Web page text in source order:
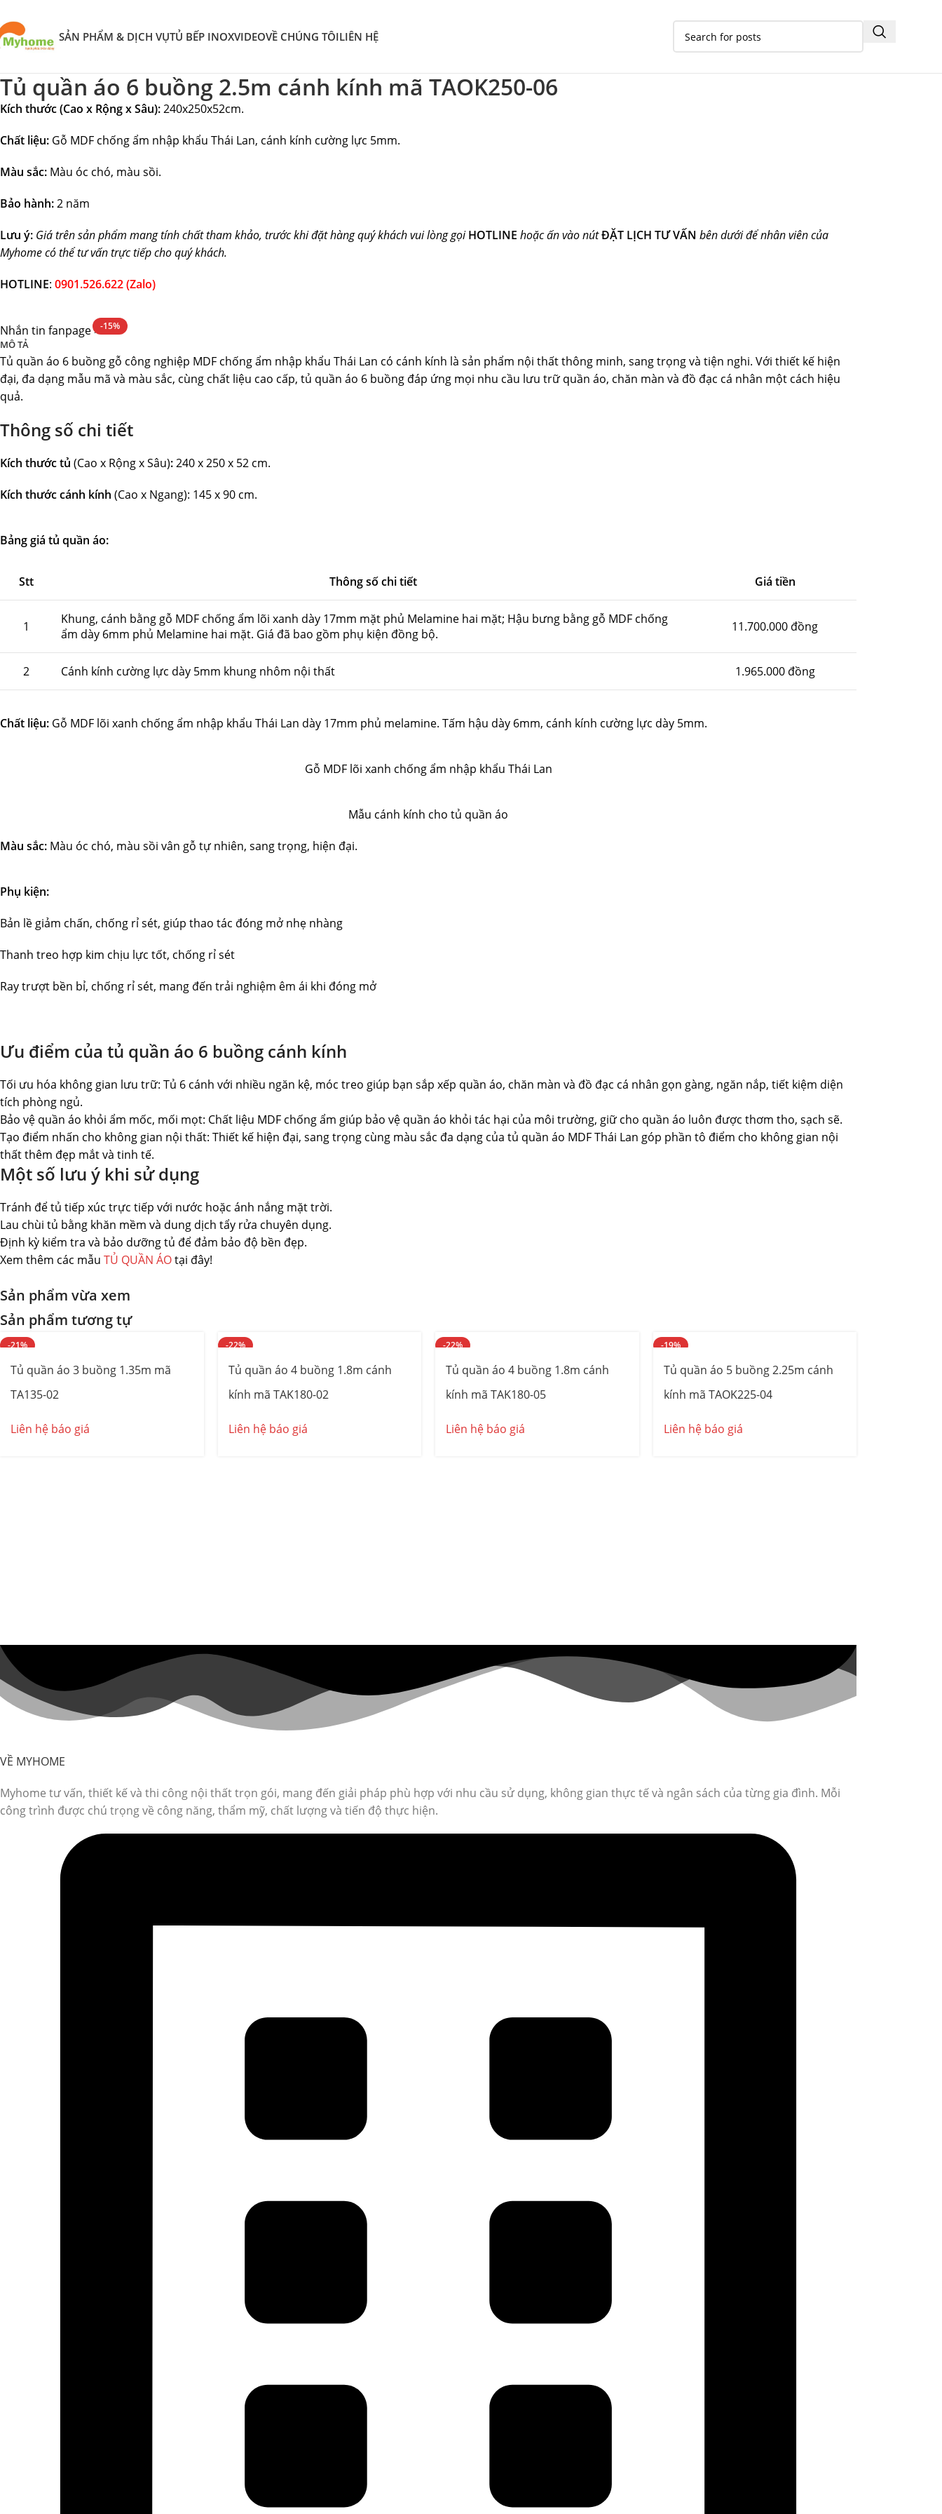
SẢN PHẨM & DỊCH VỤTỦ BẾP INOXVIDEOVỀ CHÚNG TÔILIÊN HỆ
Tủ quần áo 6 buồng 2.5m cánh kính mã TAOK250-06
Kích thước (Cao x Rộng x Sâu):240x250x52cm.
Chất liệu: Gỗ MDF chống ẩm nhập khẩu Thái Lan, cánh kính cường lực 5mm.
Màu sắc: Màu óc chó, màu sồi.
Bảo hành:2 năm
Lưu ý: Giá trên sản phẩm mang tính chất tham khảo, trước khi đặt hàng quý khách vui lòng gọiHOTLINE hoặc ấn vào nútĐẶT LỊCH TƯ VẤN bên dưới để nhân viên của
Myhome có thể tư vấn trực tiếp cho quý khách.
HOTLINE: 0901.526.622 (Zalo)
-15%
Nhắn tin fanpage >>
MÔ TẢ
Tủ quần áo 6 buồng gỗ công nghiệp MDF chống ẩm nhập khẩu Thái Lan có cánh kính là sản phẩm nội thất thông minh, sang trọng và tiện nghi. Với thiết kế hiện
đại, đa dạng mẫu mã và màu sắc, cùng chất liệu cao cấp, tủ quần áo 6 buồng đáp ứng mọi nhu cầu lưu trữ quần áo, chăn màn và đồ đạc cá nhân một cách hiệu
quả.
Thông số chi tiết
Kích thước tủ (Cao x Rộng x Sâu):240 x 250 x 52 cm.
Kích thước cánh kính (Cao x Ngang): 145 x 90 cm.
Bảng giá tủ quần áo:
Stt Thông số chi tiết Giá tiền
1
Khung, cánh bằng gỗ MDF chống ẩm lõi xanh dày 17mm mặt phủ Melamine hai mặt; Hậu bưng bằng gỗ MDF chống
ẩm dày 6mm phủ Melamine hai mặt. Giá đã bao gồm phụ kiện đồng bộ.
11.700.000 đồng
2 Cánh kính cường lực dày 5mm khung nhôm nội thất 1.965.000 đồng
Chất liệu: Gỗ MDF lõi xanh chống ẩm nhập khẩu Thái Lan dày 17mm phủ melamine. Tấm hậu dày 6mm, cánh kính cường lực dày 5mm.
Gỗ MDF lõi xanh chống ẩm nhập khẩu Thái Lan
Mẫu cánh kính cho tủ quần áo
Màu sắc: Màu óc chó, màu sồi vân gỗ tự nhiên, sang trọng, hiện đại.
Phụ kiện:
Bản lề giảm chấn, chống rỉ sét, giúp thao tác đóng mở nhẹ nhàng
Thanh treo hợp kim chịu lực tốt, chống rỉ sét
Ray trượt bền bỉ, chống rỉ sét, mang đến trải nghiệm êm ái khi đóng mở
Ưu điểm của tủ quần áo 6 buồng cánh kính
Tối ưu hóa không gian lưu trữ: Tủ 6 cánh với nhiều ngăn kệ, móc treo giúp bạn sắp xếp quần áo, chăn màn và đồ đạc cá nhân gọn gàng, ngăn nắp, tiết kiệm diện
tích phòng ngủ.
Bảo vệ quần áo khỏi ẩm mốc, mối mọt: Chất liệu MDF chống ẩm giúp bảo vệ quần áo khỏi tác hại của môi trường, giữ cho quần áo luôn được thơm tho, sạch sẽ.
Tạo điểm nhấn cho không gian nội thất: Thiết kế hiện đại, sang trọng cùng màu sắc đa dạng của tủ quần áo MDF Thái Lan góp phần tô điểm cho không gian nội
thất thêm đẹp mắt và tinh tế.
Một số lưu ý khi sử dụng
Tránh để tủ tiếp xúc trực tiếp với nước hoặc ánh nắng mặt trời.
Lau chùi tủ bằng khăn mềm và dung dịch tẩy rửa chuyên dụng.
Định kỳ kiểm tra và bảo dưỡng tủ để đảm bảo độ bền đẹp.
Xem thêm các mẫu TỦ QUẦN ÁOtại đây!
Sản phẩm vừa xem
Sản phẩm tương tự
-21%
Tủ quần áo 3 buồng 1.35m mã
TA135-02
Liên hệ báo giá
-22%
Tủ quần áo 4 buồng 1.8m cánh
kính mã TAK180-02
Liên hệ báo giá
-22%
Tủ quần áo 4 buồng 1.8m cánh
kính mã TAK180-05
Liên hệ báo giá
-19%
Tủ quần áo 5 buồng 2.25m cánh
kính mã TAOK225-04
Liên hệ báo giá
VỀ MYHOME
Myhome tư vấn, thiết kế và thi công nội thất trọn gói, mang đến giải pháp phù hợp với nhu cầu sử dụng, không gian thực tế và ngân sách của từng gia đình. Mỗi
công trình được chú trọng về công năng, thẩm mỹ, chất lượng và tiến độ thực hiện.